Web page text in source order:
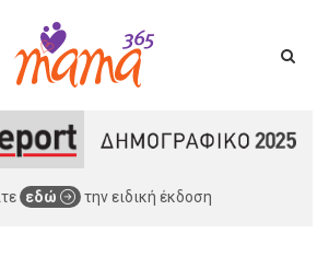
εδώ την ειδική έκδοση